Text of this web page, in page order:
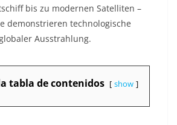
bis zu modernen Satelliten –
demonstrieren technologische
Ausstrahlung.
tabla de contenidos show